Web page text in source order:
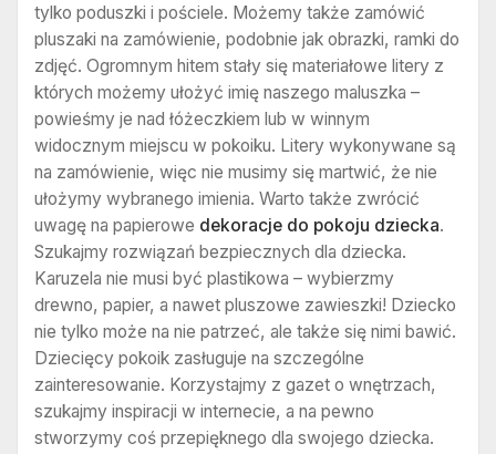
tylko poduszki i pościele. Możemy także zamówić
pluszaki na zamówienie, podobnie jak obrazki, ramki do
zdjęć. Ogromnym hitem stały się materiałowe litery z
których możemy ułożyć imię naszego maluszka –
powieśmy je nad łóżeczkiem lub w winnym
widocznym miejscu w pokoiku. Litery wykonywane są
na zamówienie, więc nie musimy się martwić, że nie
ułożymy wybranego imienia. Warto także zwrócić
uwagę na papierowe dekoracje do pokoju dziecka.
Szukajmy rozwiązań bezpiecznych dla dziecka.
Karuzela nie musi być plastikowa – wybierzmy
drewno, papier, a nawet pluszowe zawieszki! Dziecko
nie tylko może na nie patrzeć, ale także się nimi bawić.
Dziecięcy pokoik zasługuje na szczególne
zainteresowanie. Korzystajmy z gazet o wnętrzach,
szukajmy inspiracji w internecie, a na pewno
stworzymy coś przepięknego dla swojego dziecka.